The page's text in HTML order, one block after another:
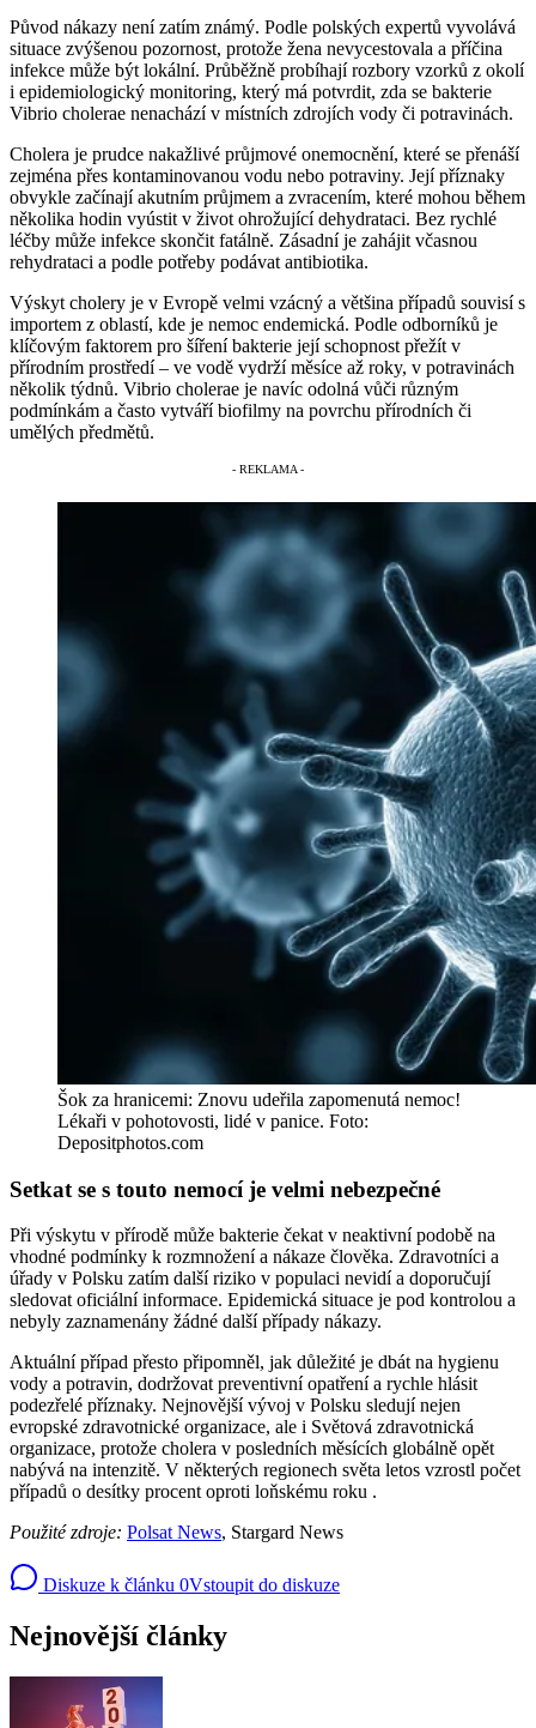
Původ nákazy není zatím známý. Podle polských expertů vyvolává
situace zvýšenou pozornost, protože žena nevycestovala a příčina
infekce může být lokální. Průběžně probíhají rozbory vzorků z okolí
i epidemiologický monitoring, který má potvrdit, zda se bakterie
Vibrio cholerae nenachází v místních zdrojích vody či potravinách.
Cholera je prudce nakažlivé průjmové onemocnění, které se přenáší
zejména přes kontaminovanou vodu nebo potraviny. Její příznaky
obvykle začínají akutním průjmem a zvracením, které mohou během
několika hodin vyústit v život ohrožující dehydrataci. Bez rychlé
léčby může infekce skončit fatálně. Zásadní je zahájit včasnou
rehydrataci a podle potřeby podávat antibiotika.
Výskyt cholery je v Evropě velmi vzácný a většina případů souvisí s
importem z oblastí, kde je nemoc endemická. Podle odborníků je
klíčovým faktorem pro šíření bakterie její schopnost přežít v
přírodním prostředí – ve vodě vydrží měsíce až roky, v potravinách
několik týdnů. Vibrio cholerae je navíc odolná vůči různým
podmínkám a často vytváří biofilmy na povrchu přírodních či
umělých předmětů.
Šok za hranicemi: Znovu udeřila zapomenutá nemoc!
Lékaři v pohotovosti, lidé v panice. Foto:
Depositphotos.com
Setkat se s touto nemocí je velmi nebezpečné
Při výskytu v přírodě může bakterie čekat v neaktivní podobě na
vhodné podmínky k rozmnožení a nákaze člověka. Zdravotníci a
úřady v Polsku zatím další riziko v populaci nevidí a doporučují
sledovat oficiální informace. Epidemická situace je pod kontrolou a
nebyly zaznamenány žádné další případy nákazy.
Aktuální případ přesto připomněl, jak důležité je dbát na hygienu
vody a potravin, dodržovat preventivní opatření a rychle hlásit
podezřelé příznaky. Nejnovější vývoj v Polsku sledují nejen
evropské zdravotnické organizace, ale i Světová zdravotnická
organizace, protože cholera v posledních měsících globálně opět
nabývá na intenzitě. V některých regionech světa letos vzrostl počet
případů o desítky procent oproti loňskému roku .
Použité zdroje: Polsat News, Stargard News
Diskuze k článku 0Vstoupit do diskuze
Nejnovější články